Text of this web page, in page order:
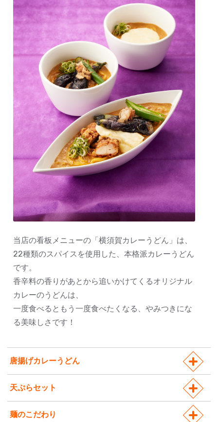
当店の看板メニューの「横須賀カレーうどん」は、
22種類のスパイスを使用した、本格派カレーうどん
です。
香辛料の香りがあとから追いかけてくるオリジナル
カレーのうどんは、
一度食べるともう一度食べたくなる、やみつきにな
る美味しさです！
唐揚げカレーうどん
天ぷらセット
麺のこだわり